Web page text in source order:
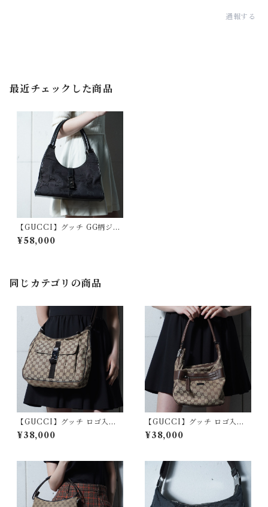
通報する
最近チェックした商品
【GUCCI】グッチ GG柄ジャ
ッキーキャンバス・レザーハ
ンドバッグ black
¥58,000
同じカテゴリの商品
【GUCCI】グッチ ロゴ入・G
G柄キャンバス・レザーショル
ダーバッグ beige & brown
¥38,000
【GUCCI】グッチ ロゴ入・G
G柄キャンバス・レザーワンシ
ョルダーバッグ beige & bro
¥38,000